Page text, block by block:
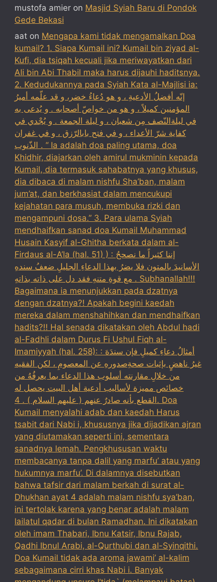
mustofa amier on Masjid Syiah Baru di Pondok
Gede Bekasi
aat on Mengapa kami tidak mengamalkan Doa
kumail? 1. Siapa Kumail ini? Kumail bin ziyad al-
Kufi, dia tsiqah kecuali jika meriwayatkan dari
Ali bin Abi Thabil maka harus dijauhi haditsnya.
2. Kedudukannya pada Syiah Kata al-Majlisi ia:
إنّه أفضلُ الأدعيةِ ، و هو دُعاءُ خضر، و قد علّمه أميرُ
المؤمنين كميلاً ، و هو من خواصّ أصحابه . و يُدعى به
في ليلةالنّصف مِن شعبان ، و ليلة الجمعة . و يُجْدي في
كفاية شرّ الأعداء ، و في فتح بابالرّزق ، و في غفران
الذّنوب . “ Ia adalah doa paling utama, doa
Khidhir, diajarkan oleh amirul mukminin kepada
Kumail, dia termasuk sahabatnya yang khusus,
dia dibaca di malam nishfu Sha’ban, malam
jum’at, dan berkhasiat dalam mencukupi
kejahatan para musuh, membuka rizki dan
mengampuni dosa.” 3. Para ulama Syiah
mendhaifkan sanad doa Kumail Muhammad
Husain Kasyif al-Ghitha berkata dalam al-
Firdaus al-A’la (hal. 51) ) : إننا كثيراً ما نصححُ
الأسانيدَ بالمتون فلا يضرُ بهذا الدعاءِ الجليلِ ضعفُ سندهِ
مع قوةِ متنهِ فقد دل على ذاته بذاتهِ . Subhanallah!!!
Bagaimana ia menunjukkan pada dzatnya
dengan dzatnya?! Apakah begini kaedah
mereka dalam menshahihkan dan mendhaifkan
hadits?!! Hal senada dikatakan oleh Abdul hadi
al-Fadhli dalam Durus Fi Ushul Fiqh al-
Imamiyyah (hal. 258): : أمثالُ دعاءِ كميلِ فإن سندَهَ
غيرُ ناهضٍ بإثبات صحةِصدورهِ عن المعصومِ ، لكن الفقيه
من خلالِ مقارنته أسلوب هذا الدعاء بما يعرفُهُ من
خصائص مميزة لأساليب أدعية أهل البيت يحصل له
القطع بأنه صادرٌ عنهم ( عليهم السلام ) . 4. Doa
Kumail menyalahi adab dan kaedah Harus
tsabit dari Nabi i, khususnya jika dijadikan ajran
yang diutamakan seperti ini, sementara
sanadnya lemah. Pengkhususan waktu
membacanya tanpa dalil yang marfu’ atau yang
hukumnya marfu’. Di dalamnya disebutkan
bahwa tafsir dari malam berkah di surat al-
Dhukhan ayat 4 adalah malam nishfu sya’ban,
ini tertolak karena yang benar adalah malam
lailatul qadar di bulan Ramadhan. Ini dikatakan
oleh imam Thabari, Ibnu Katsir, Ibnu Rajab,
Qadhi Ibnul Arabi, al-Qurthubi dan al-Syinqithi.
Doa Kumail tidak ada aroma jawami’ al-kalim
sebagaimana cirri khas Nabi i. Banyak